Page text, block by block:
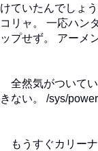
けていたんでしょ
コリャ。 一応ハン
ップせず。 アーメン
全然気がついて
きない。 /sys/
もうすぐカリー